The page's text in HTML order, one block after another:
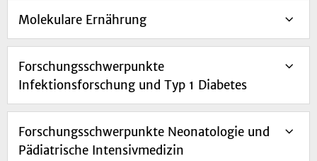
Molekulare Ernährung
Forschungsschwerpunkte
Infektionsforschung und Typ 1 Diabetes
Forschungsschwerpunkte Neonatologie und
Pädiatrische Intensivmedizin